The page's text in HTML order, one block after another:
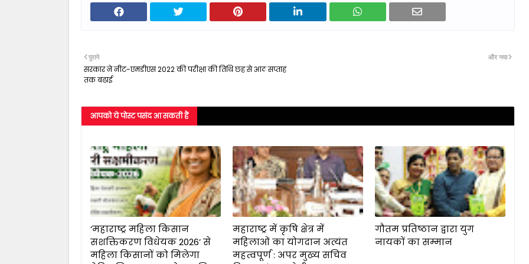
और नया
पुराने
सरकार ने नीट-एमडीएस 2022 की परीक्षा की तिथि छह से आठ सप्ताह
तक बढाई
आपको ये पोस्ट पसंद आ सकती हैं
‘महाराष्ट्र महिला किसान
सशक्तिकरण विधेयक 2026’ से
महिला किसानों को मिलेगा
महाराष्ट्र में कृषि क्षेत्र में
महिलाओं का योगदान अत्यंत
महत्वपूर्ण : अपर मुख्य सचिव
गौतम प्रतिष्ठान द्वारा युग
नायकों का सम्मान